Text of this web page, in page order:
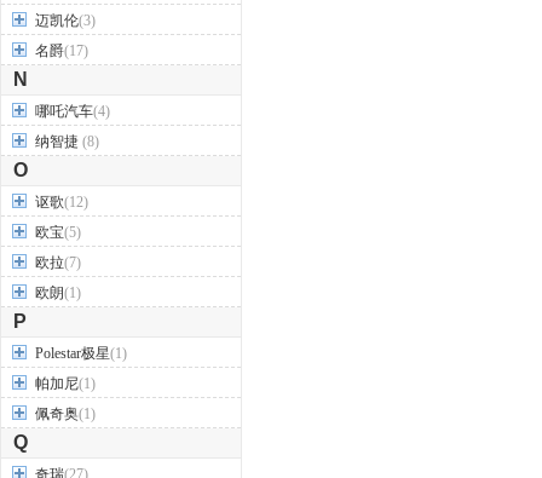
迈凯伦(3)
名爵(17)
N
哪吒汽车(4)
纳智捷 (8)
O
讴歌(12)
欧宝(5)
欧拉(7)
欧朗(1)
P
Polestar极星(1)
帕加尼(1)
佩奇奥(1)
Q
奇瑞(27)